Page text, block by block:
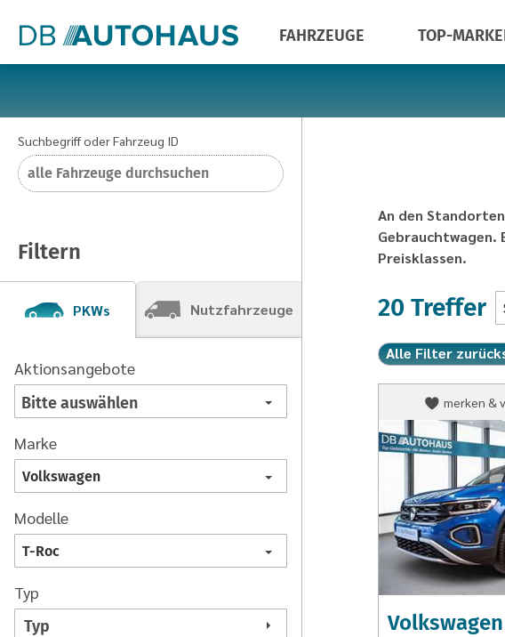
FAHRZEUGE TOP-
Suchbegriff oder Fahrzeug ID
Filtern
PKWs Nutzfahrzeuge
Aktionsangebote
Marke
Volkswagen
Modelle
T-Roc
Typ
Typ
An den
Gebrauchtwagen.
Preisklassen.
20 Treffer
Alle Filter
T-
Roc
T-
Life
1.0
TSI
merken &